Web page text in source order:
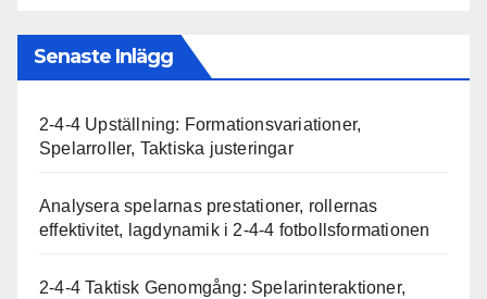
Senaste Inlägg
2-4-4 Upställning: Formationsvariationer,
Spelarroller, Taktiska justeringar
Analysera spelarnas prestationer, rollernas
effektivitet, lagdynamik i 2-4-4 fotbollsformationen
2-4-4 Taktisk Genomgång: Spelarinteraktioner,